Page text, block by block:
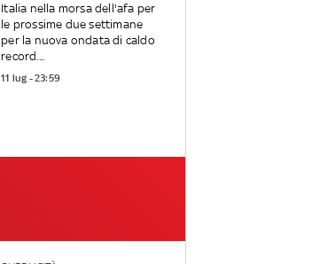
Italia nella morsa dell'afa per
le prossime due settimane
per la nuova ondata di caldo
record....
11 lug - 23:59